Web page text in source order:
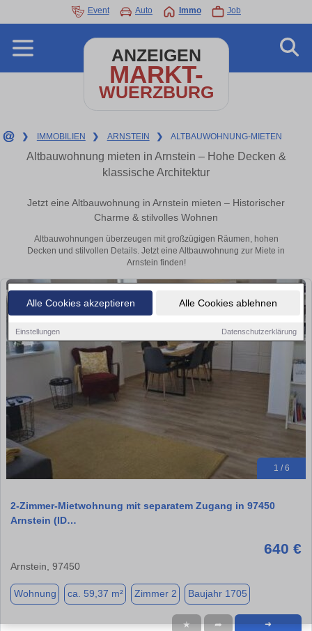
Alle Cookies akzeptieren Alle Cookies ablehnen
Einstellungen Datenschutzerklärung
Event Auto Immo Job
ANZEIGEN
MARKT-
WUERZBURG
❯ IMMOBILIEN ❯ ARNSTEIN ❯ ALTBAUWOHNUNG-MIETEN
Altbauwohnung mieten in Arnstein – Hohe Decken &
klassische Architektur
Jetzt eine Altbauwohnung in Arnstein mieten – Historischer
Charme & stilvolles Wohnen
Altbauwohnungen überzeugen mit großzügigen Räumen, hohen
Decken und stilvollen Details. Jetzt eine Altbauwohnung zur Miete in
Arnstein finden!
1 / 6
2-Zimmer-Mietwohnung mit separatem Zugang in 97450
Arnstein (ID…
640 €
Arnstein, 97450
Wohnung ca. 59,37 m² Zimmer 2 Baujahr 1705
★ ➦ ➜